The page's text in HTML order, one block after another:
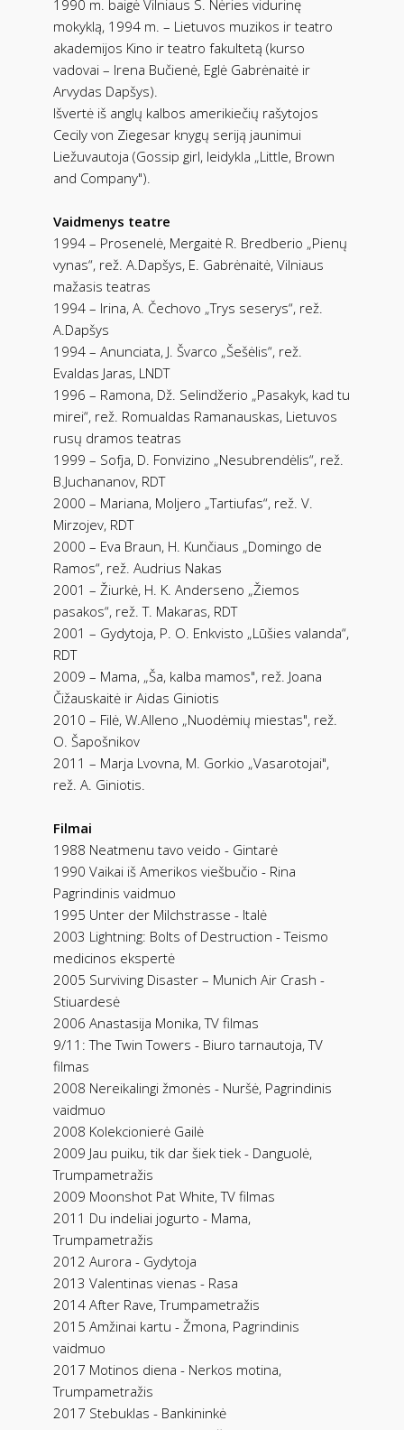
1990 m. baigė Vilniaus S. Nėries vidurinę
mokyklą, 1994 m. – Lietuvos muzikos ir teatro
akademijos Kino ir teatro fakultetą (kurso
vadovai – Irena Bučienė, Eglė Gabrėnaitė ir
Arvydas Dapšys).
Išvertė iš anglų kalbos amerikiečių rašytojos
Cecily von Ziegesar knygų seriją jaunimui
Liežuvautoja (Gossip girl, leidykla „Little, Brown
and Company").
Vaidmenys teatre
1994 – Prosenelė, Mergaitė R. Bredberio „Pienų
vynas“, rež. A.Dapšys, E. Gabrėnaitė, Vilniaus
mažasis teatras
1994 – Irina, A. Čechovo „Trys seserys“, rež.
A.Dapšys
1994 – Anunciata, J. Švarco „Šešėlis“, rež.
Evaldas Jaras, LNDT
1996 – Ramona, Dž. Selindžerio „Pasakyk, kad tu
mirei“, rež. Romualdas Ramanauskas, Lietuvos
rusų dramos teatras
1999 – Sofja, D. Fonvizino „Nesubrendėlis“, rež.
B.Juchananov, RDT
2000 – Mariana, Moljero „Tartiufas“, rež. V.
Mirzojev, RDT
2000 – Eva Braun, H. Kunčiaus „Domingo de
Ramos“, rež. Audrius Nakas
2001 – Žiurkė, H. K. Anderseno „Žiemos
pasakos“, rež. T. Makaras, RDT
2001 – Gydytoja, P. O. Enkvisto „Lūšies valanda“,
RDT
2009 – Mama, „Ša, kalba mamos", rež. Joana
Čižauskaitė ir Aidas Giniotis
2010 – Filė, W.Alleno „Nuodėmių miestas", rež.
O. Šapošnikov
2011 – Marja Lvovna, M. Gorkio „Vasarotojai",
rež. A. Giniotis.
Filmai
1988 Neatmenu tavo veido - Gintarė
1990 Vaikai iš Amerikos viešbučio - Rina
Pagrindinis vaidmuo
1995 Unter der Milchstrasse - Italė
2003 Lightning: Bolts of Destruction - Teismo
medicinos ekspertė
2005 Surviving Disaster – Munich Air Crash -
Stiuardesė
2006 Anastasija Monika, TV filmas
9/11: The Twin Towers - Biuro tarnautoja, TV
filmas
2008 Nereikalingi žmonės - Nuršė, Pagrindinis
vaidmuo
2008 Kolekcionierė Gailė
2009 Jau puiku, tik dar šiek tiek - Danguolė,
Trumpametražis
2009 Moonshot Pat White, TV filmas
2011 Du indeliai jogurto - Mama,
Trumpametražis
2012 Aurora - Gydytoja
2013 Valentinas vienas - Rasa
2014 After Rave, Trumpametražis
2015 Amžinai kartu - Žmona, Pagrindinis
vaidmuo
2017 Motinos diena - Nerkos motina,
Trumpametražis
2017 Stebuklas - Bankininkė